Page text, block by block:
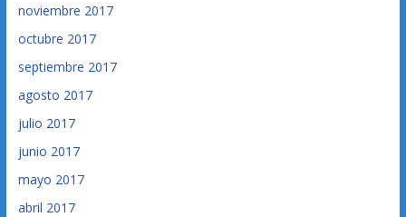
noviembre 2017
octubre 2017
septiembre 2017
agosto 2017
julio 2017
junio 2017
mayo 2017
abril 2017